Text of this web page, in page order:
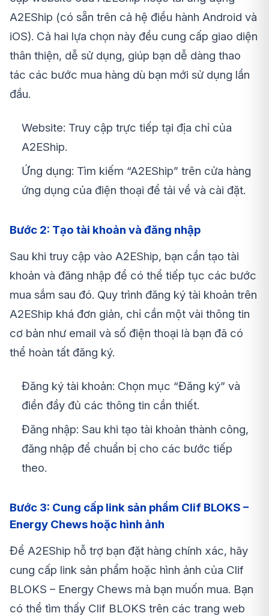
A2EShip (có sẵn trên cả hệ điều hành Android và
iOS). Cả hai lựa chọn này đều cung cấp giao diện
thân thiện, dễ sử dụng, giúp bạn dễ dàng thao
tác các bước mua hàng dù bạn mới sử dụng lần
đầu.
Website: Truy cập trực tiếp tại địa chỉ của
A2EShip.
Ứng dụng: Tìm kiếm “A2EShip” trên cửa hàng
ứng dụng của điện thoại để tải về và cài đặt.
Bước 2: Tạo tài khoản và đăng nhập
Sau khi truy cập vào A2EShip, bạn cần tạo tài
khoản và đăng nhập để có thể tiếp tục các bước
mua sắm sau đó. Quy trình đăng ký tài khoản trên
A2EShip khá đơn giản, chỉ cần một vài thông tin
cơ bản như email và số điện thoại là bạn đã có
thể hoàn tất đăng ký.
Đăng ký tài khoản: Chọn mục “Đăng ký” và
điền đầy đủ các thông tin cần thiết.
Đăng nhập: Sau khi tạo tài khoản thành công,
đăng nhập để chuẩn bị cho các bước tiếp
theo.
Bước 3: Cung cấp link sản phẩm Clif BLOKS –
Energy Chews hoặc hình ảnh
Để A2EShip hỗ trợ bạn đặt hàng chính xác, hãy
cung cấp link sản phẩm hoặc hình ảnh của Clif
BLOKS – Energy Chews mà bạn muốn mua. Bạn
có thể tìm thấy Clif BLOKS trên các trang web